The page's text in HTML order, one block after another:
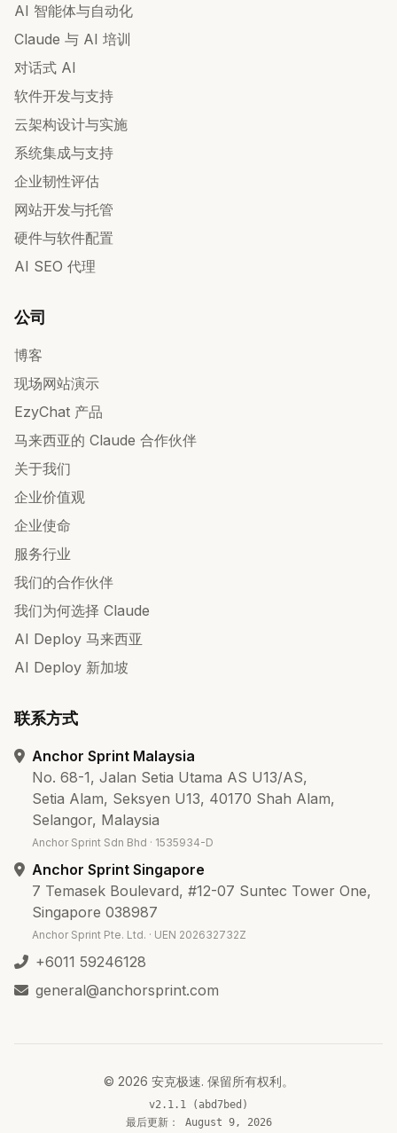
AI 智能体与自动化
Claude 与 AI 培训
对话式 AI
软件开发与支持
云架构设计与实施
系统集成与支持
企业韧性评估
网站开发与托管
硬件与软件配置
AI SEO 代理
公司
博客
现场网站演示
EzyChat 产品
马来西亚的 Claude 合作伙伴
关于我们
企业价值观
企业使命
服务行业
我们的合作伙伴
我们为何选择 Claude
AI Deploy 马来西亚
AI Deploy 新加坡
联系方式
Anchor Sprint Malaysia
No. 68-1, Jalan Setia Utama AS U13/AS,
Setia Alam, Seksyen U13, 40170 Shah Alam,
Selangor, Malaysia
Anchor Sprint Sdn Bhd · 1535934-D
Anchor Sprint Singapore
7 Temasek Boulevard, #12-07 Suntec Tower One,
Singapore 038987
Anchor Sprint Pte. Ltd. · UEN 202632732Z
+6011 59246128
general@anchorsprint.com
© 2026 安克极速. 保留所有权利。
v2.1.1 (abd7bed)
最后更新：
August 9, 2026